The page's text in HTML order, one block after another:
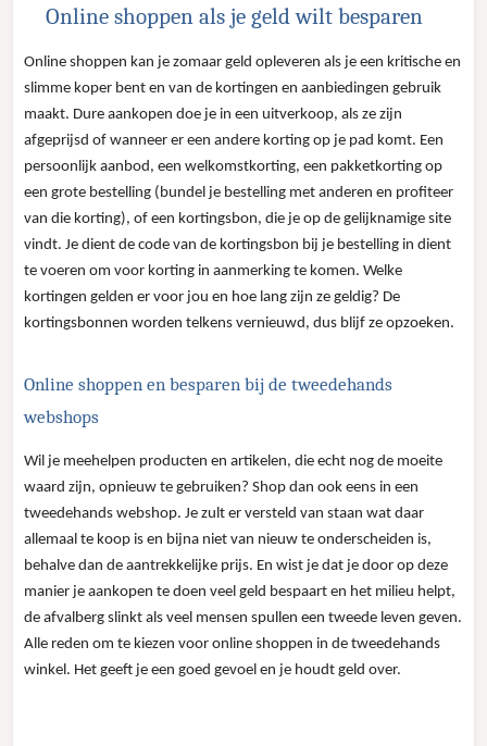
Online shoppen als je geld wilt besparen
Online shoppen kan je zomaar geld opleveren als je een kritische en
slimme koper bent en van de kortingen en aanbiedingen gebruik
maakt. Dure aankopen doe je in een uitverkoop, als ze zijn
afgeprijsd of wanneer er een andere korting op je pad komt. Een
persoonlijk aanbod, een welkomstkorting, een pakketkorting op
een grote bestelling (bundel je bestelling met anderen en profiteer
van die korting), of een kortingsbon, die je op de gelijknamige site
vindt. Je dient de code van de kortingsbon bij je bestelling in dient
te voeren om voor korting in aanmerking te komen. Welke
kortingen gelden er voor jou en hoe lang zijn ze geldig? De
kortingsbonnen worden telkens vernieuwd, dus blijf ze opzoeken.
Online shoppen en besparen bij de tweedehands
webshops
Wil je meehelpen producten en artikelen, die echt nog de moeite
waard zijn, opnieuw te gebruiken? Shop dan ook eens in een
tweedehands webshop. Je zult er versteld van staan wat daar
allemaal te koop is en bijna niet van nieuw te onderscheiden is,
behalve dan de aantrekkelijke prijs. En wist je dat je door op deze
manier je aankopen te doen veel geld bespaart en het milieu helpt,
de afvalberg slinkt als veel mensen spullen een tweede leven geven.
Alle reden om te kiezen voor online shoppen in de tweedehands
winkel. Het geeft je een goed gevoel en je houdt geld over.